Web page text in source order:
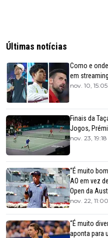
Últimas notícias
Como e
em streaming
nov. 10, 15:05
Finais da
Jogos,
nov. 23, 19:18
“É muito
AO em vez
Open da
nov. 22, 11:00
“É muito
aponta para